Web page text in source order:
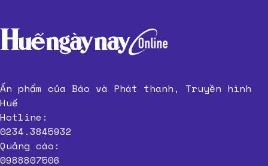
áo sưởi ấm
Ấn phẩm của Báo và Phát thanh, Truyền hình
Huế
Hotline:
0234.3845932
Quảng cáo:
0988807506